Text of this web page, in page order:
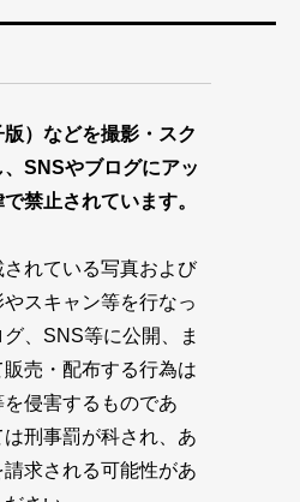
）などを撮影・スク
SNSやブログにアッ
禁止されています。
れている写真および
スキャン等を行なっ
、SNS等に公開、ま
売・配布する行為は
侵害するものであ
刑事罰が科され、あ
求される可能性があ